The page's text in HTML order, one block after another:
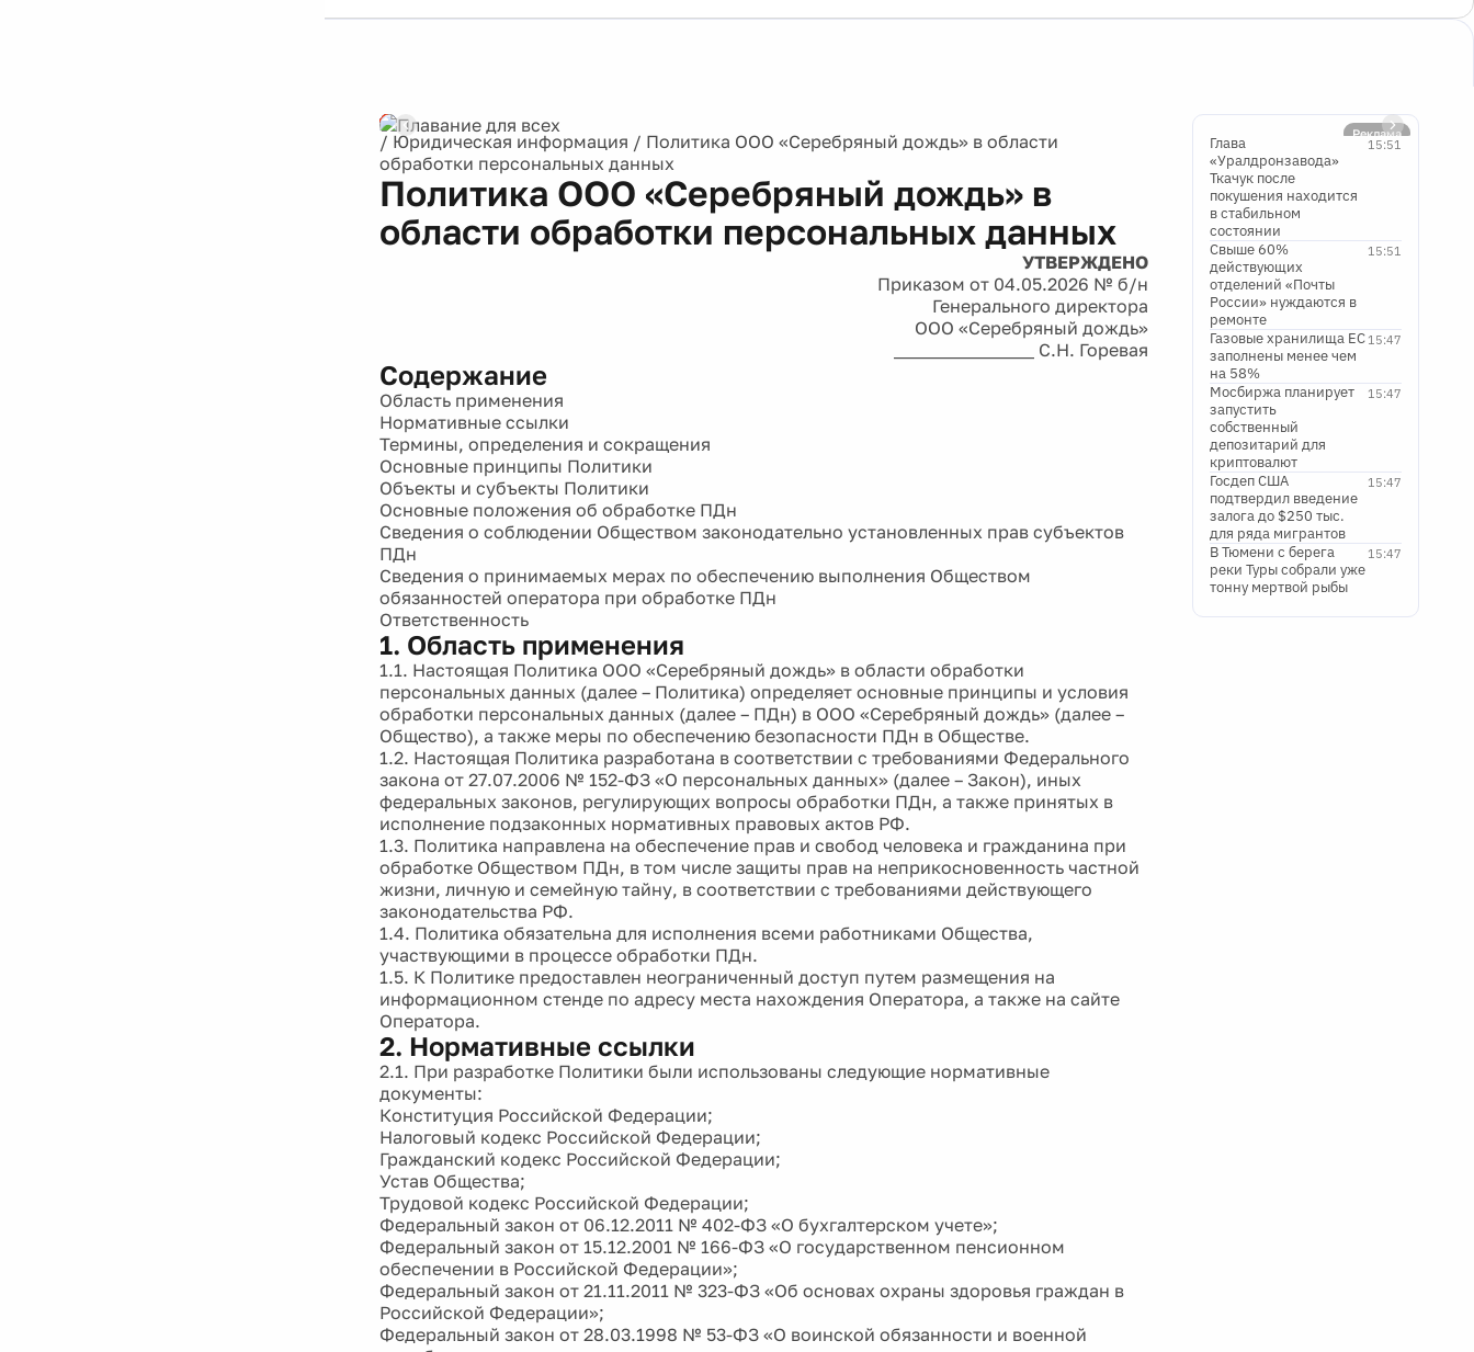
Реклама
/ Юридическая информация / Политика ООО «Серебряный дождь» в области
обработки персональных данных
Политика ООО «Серебряный дождь» в
области обработки персональных данных
УТВЕРЖДЕНО
Приказом от 04.05.2026 № б/н
Генерального директора
ООО «Серебряный дождь»
________________ С.Н. Горевая
Содержание
Область применения
Нормативные ссылки
Термины, определения и сокращения
Основные принципы Политики
Объекты и субъекты Политики
Основные положения об обработке ПДн
Сведения о соблюдении Обществом законодательно установленных прав субъектов
ПДн
Сведения о принимаемых мерах по обеспечению выполнения Обществом
обязанностей оператора при обработке ПДн
Ответственность
1. Область применения
1.1. Настоящая Политика ООО «Серебряный дождь» в области обработки
персональных данных (далее – Политика) определяет основные принципы и условия
обработки персональных данных (далее – ПДн) в ООО «Серебряный дождь» (далее –
Общество), а также меры по обеспечению безопасности ПДн в Обществе.
1.2. Настоящая Политика разработана в соответствии с требованиями Федерального
закона от 27.07.2006 № 152-ФЗ «О персональных данных» (далее – Закон), иных
федеральных законов, регулирующих вопросы обработки ПДн, а также принятых в
исполнение подзаконных нормативных правовых актов РФ.
1.3. Политика направлена на обеспечение прав и свобод человека и гражданина при
обработке Обществом ПДн, в том числе защиты прав на неприкосновенность частной
жизни, личную и семейную тайну, в соответствии с требованиями действующего
законодательства РФ.
1.4. Политика обязательна для исполнения всеми работниками Общества,
участвующими в процессе обработки ПДн.
1.5. К Политике предоставлен неограниченный доступ путем размещения на
информационном стенде по адресу места нахождения Оператора, а также на сайте
Оператора.
2. Нормативные ссылки
2.1. При разработке Политики были использованы следующие нормативные
документы:
Конституция Российской Федерации;
Налоговый кодекс Российской Федерации;
Гражданский кодекс Российской Федерации;
Устав Общества;
Трудовой кодекс Российской Федерации;
Федеральный закон от 06.12.2011 № 402-ФЗ «О бухгалтерском учете»;
Федеральный закон от 15.12.2001 № 166-ФЗ «О государственном пенсионном
обеспечении в Российской Федерации»;
Федеральный закон от 21.11.2011 № 323-ФЗ «Об основах охраны здоровья граждан в
Российской Федерации»;
Федеральный закон от 28.03.1998 № 53-ФЗ «О воинской обязанности и военной
15:51
Глава
«Уралдронзавода»
Ткачук после
покушения находится
в стабильном
состоянии
15:51
Свыше 60%
действующих
отделений «Почты
России» нуждаются в
ремонте
15:47
Газовые хранилища ЕС
заполнены менее чем
на 58%
15:47
Мосбиржа планирует
запустить
собственный
депозитарий для
криптовалют
15:47
Госдеп США
подтвердил введение
залога до $250 тыс.
для ряда мигрантов
15:47
В Тюмени с берега
реки Туры собрали уже
тонну мертвой рыбы